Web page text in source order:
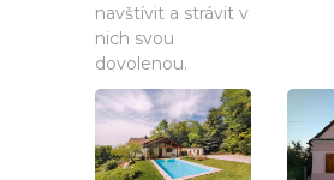
navštívit a strávit v
nich svou
dovolenou.